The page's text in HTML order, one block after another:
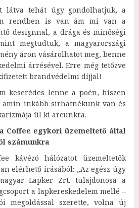
látva tehát úgy gondolhatjuk, a
rendben is van ám mi van a
designnal, a drága és minőségi
megtudtuk, a magyarországi
áron vásárolhatot meg, benne
árrésével. Erre még tetőzve
brandvédelmi díjjal!
keserédes lenne a poén, hiszen
amin inkább sírhatnékunk van és
ül ki arcunkra.
Coffee egykori üzemeltető által
számunkra
kávézó hálózatot üzemeltetők
elérhető írásából: „Az egész úgy
Lapker Zrt. tulajdonosa a
a lapkereskedelem mellé –
megoldással szerette, volna új